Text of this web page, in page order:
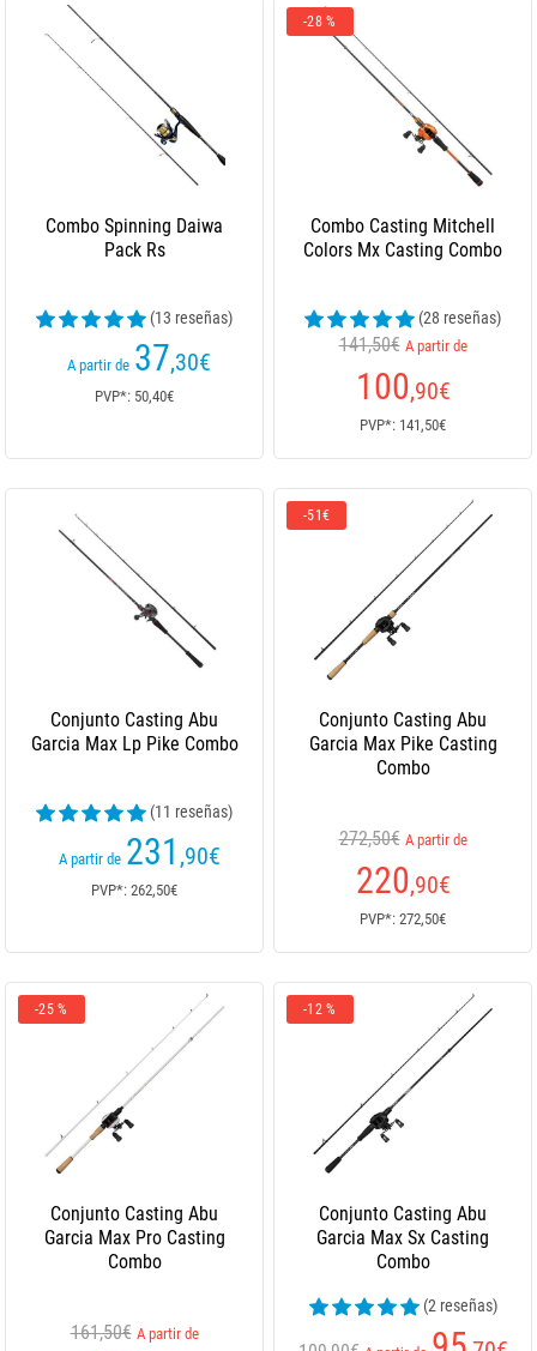
Combo Spinning Daiwa
Pack Rs
(13 reseñas)
A partir de 37,30€
PVP*: 50,40€
-28 %
Combo Casting Mitchell
Colors Mx Casting Combo
(28 reseñas)
141,50€ A partir de
100,90€
PVP*: 141,50€
Conjunto Casting Abu
Garcia Max Lp Pike Combo
(11 reseñas)
A partir de 231 ,90€
PVP*: 262,50€
-51€
Conjunto Casting Abu
Garcia Max Pike Casting
Combo
272,50€ A partir de
220,90€
PVP*: 272,50€
-25 %
Conjunto Casting Abu
Garcia Max Pro Casting
Combo
161,50€ A partir de
-12 %
Conjunto Casting Abu
Garcia Max Sx Casting
Combo
(2 reseñas)